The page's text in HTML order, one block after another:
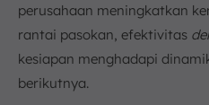
perusahaan meningkatkan
rantai pasokan, efektivitas
kesiapan menghadapi
berikutnya.